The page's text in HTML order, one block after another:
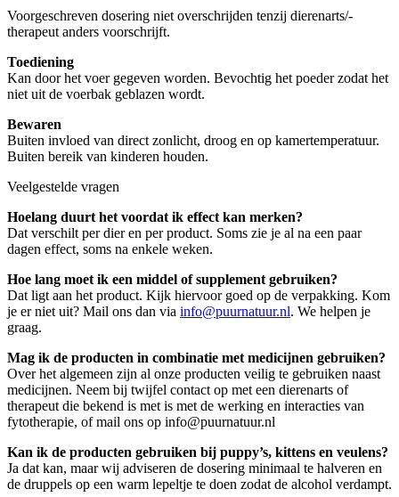
Voorgeschreven dosering niet overschrijden tenzij dierenarts/-
therapeut anders voorschrijft.
Toediening
Kan door het voer gegeven worden. Bevochtig het poeder zodat het
niet uit de voerbak geblazen wordt.
Bewaren
Buiten invloed van direct zonlicht, droog en op kamertemperatuur.
Buiten bereik van kinderen houden.
Veelgestelde vragen
Hoelang duurt het voordat ik effect kan merken?
Dat verschilt per dier en per product. Soms zie je al na een paar
dagen effect, soms na enkele weken.
Hoe lang moet ik een middel of supplement gebruiken?
Dat ligt aan het product. Kijk hiervoor goed op de verpakking. Kom
je er niet uit? Mail ons dan via info@puurnatuur.nl. We helpen je
graag.
Mag ik de producten in combinatie met medicijnen gebruiken?
Over het algemeen zijn al onze producten veilig te gebruiken naast
medicijnen. Neem bij twijfel contact op met een dierenarts of
therapeut die bekend is met is met de werking en interacties van
fytotherapie, of mail ons op info@puurnatuur.nl
Kan ik de producten gebruiken bij puppy’s, kittens en veulens?
Ja dat kan, maar wij adviseren de dosering minimaal te halveren en
de druppels op een warm lepeltje te doen zodat de alcohol verdampt.